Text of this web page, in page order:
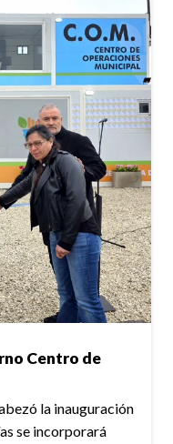
Centro de
la inauguración
se incorporará